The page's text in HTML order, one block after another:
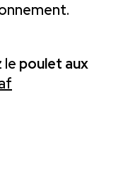
le poulet aux